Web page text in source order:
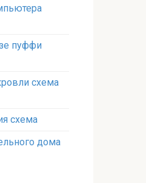
пуффи
схема
схема
дома